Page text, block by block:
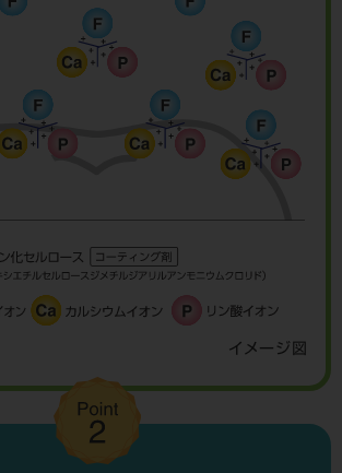
イメージ図